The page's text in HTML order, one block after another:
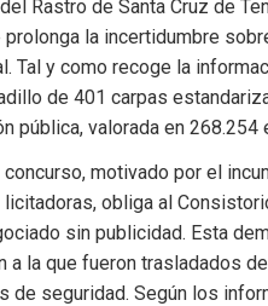
Rastro de Santa Cruz de
la incertidumbre
Tal y como recoge la
de 401 carpas
pública, valorada en 268.254
motivado por el
obliga al
sin publicidad. Esta
a la que fueron trasladados
de seguridad. Según los